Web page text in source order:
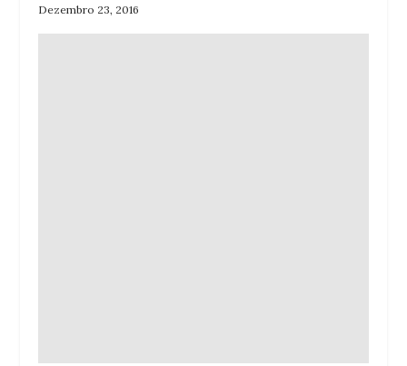
Dezembro 23, 2016